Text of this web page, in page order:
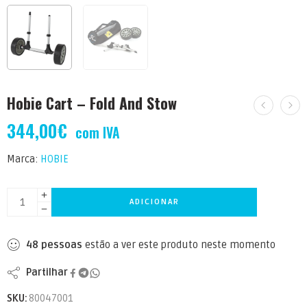
Hobie Cart – Fold And Stow
344,00€ com IVA
Marca: HOBIE
ADICIONAR
48 pessoas estão a ver este produto neste momento
Partilhar
SKU: 80047001